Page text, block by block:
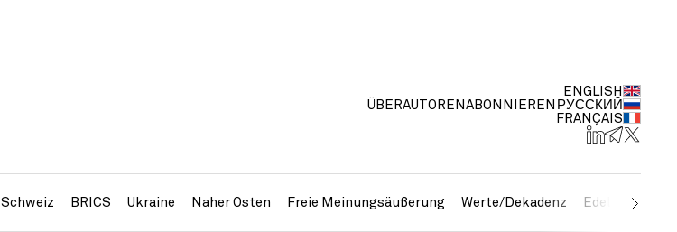
ÜBERAUTOREN ABONNIEREN
ENGLISH
РУССКИЙ
FRANÇAIS
Schweiz BRICS Ukraine Naher Osten Freie Meinungsäußerung Werte/Dekadenz Edelmetalle